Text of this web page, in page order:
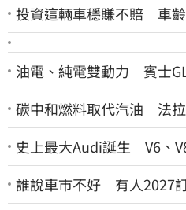
投資這輛車穩賺不賠 車
油電、純電雙動力 賓士
碳中和燃料取代汽油 法
史上最大Audi誕生 V6、
誰說車市不好 有人2027